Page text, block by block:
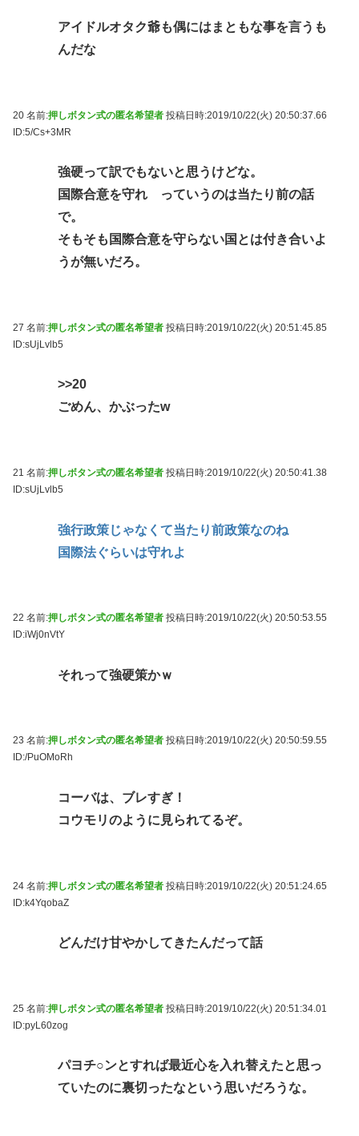
アイドルオタク爺も偶にはまともな事を言うも
んだな
20 名前:押しボタン式の匿名希望者 投稿日時:2019/10/22(火) 20:50:37.66
ID:5/Cs+3MR
強硬って訳でもないと思うけどな。
国際合意を守れ っていうのは当たり前の話
で。
そもそも国際合意を守らない国とは付き合いよ
うが無いだろ。
27 名前:押しボタン式の匿名希望者 投稿日時:2019/10/22(火) 20:51:45.85
ID:sUjLvlb5
>>20
ごめん、かぶったw
21 名前:押しボタン式の匿名希望者 投稿日時:2019/10/22(火) 20:50:41.38
ID:sUjLvlb5
強行政策じゃなくて当たり前政策なのね
国際法ぐらいは守れよ
22 名前:押しボタン式の匿名希望者 投稿日時:2019/10/22(火) 20:50:53.55
ID:iWj0nVtY
それって強硬策かｗ
23 名前:押しボタン式の匿名希望者 投稿日時:2019/10/22(火) 20:50:59.55
ID:/PuOMoRh
コーバは、ブレすぎ！
コウモリのように見られてるぞ。
24 名前:押しボタン式の匿名希望者 投稿日時:2019/10/22(火) 20:51:24.65
ID:k4YqobaZ
どんだけ甘やかしてきたんだって話
25 名前:押しボタン式の匿名希望者 投稿日時:2019/10/22(火) 20:51:34.01
ID:pyL60zog
パヨチ○ンとすれば最近心を入れ替えたと思っ
ていたのに裏切ったなという思いだろうな。